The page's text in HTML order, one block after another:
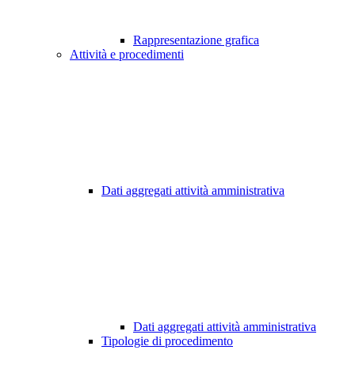
Rappresentazione grafica
Attività e procedimenti
Dati aggregati attività amministrativa
Dati aggregati attività amministrativa
Tipologie di procedimento